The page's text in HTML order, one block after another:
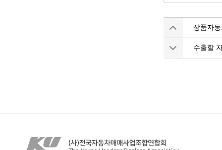
상품자
수출할